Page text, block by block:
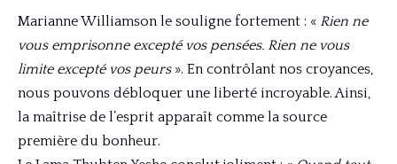
Marianne Williamson le souligne fortement : « Rien ne
vous emprisonne excepté vos pensées. Rien ne vous
limite excepté vos peurs». En contrôlant nos croyances,
nous pouvons débloquer une liberté incroyable. Ainsi,
la maîtrise de l’esprit apparaît comme la source
première du bonheur.